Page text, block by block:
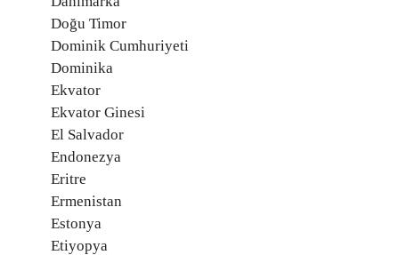
Doğu Timor
Dominik Cumhuriyeti
Dominika
Ekvator
Ekvator Ginesi
El Salvador
Endonezya
Eritre
Ermenistan
Estonya
Etiyopya